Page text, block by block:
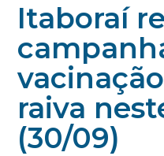
Itaboraí
raiva
(30/09)